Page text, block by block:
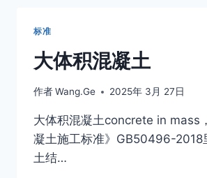
装
及
除
标准
大体积混凝土
作者Wang.Ge 2025年 3月 27日
大体积混凝土concrete in mass
凝土施工标准》GB50496-2018
土结…